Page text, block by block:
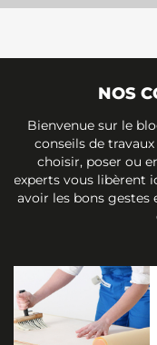
NOS
Bienvenue sur le
conseils de
choisir, poser ou
experts vous libèrent
avoir les bons gestes